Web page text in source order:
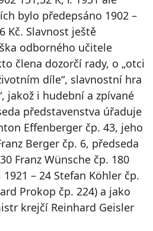
bylo předepsáno 1902 –
Kč. Slavnost ještě
odborného učitele
člena dozorčí rady, o „otci
díle“, slavnostní hra
jakož i hudební a zpívané
představenstva úřaduje
Effenberger čp. 43, jeho
Berger čp. 6, předseda
Franz Wünsche čp. 180
– 24 Stefan Köhler čp.
Prokop čp. 224) a jako
krejčí Reinhard Geisler